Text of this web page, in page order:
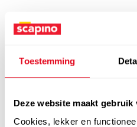
Toestemming
Deze website maakt gebruik
Cookies, lekker en